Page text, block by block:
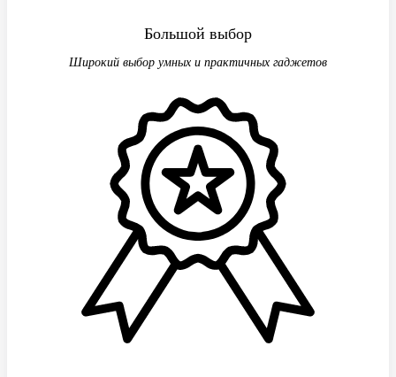
Большой выбор
Широкий выбор умных и практичных гаджетов